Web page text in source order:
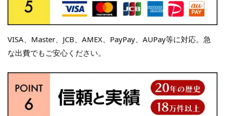
VISA、Master、JCB、AMEX、PayPay、AUPay等に対応。急
な出費でもご安心ください。